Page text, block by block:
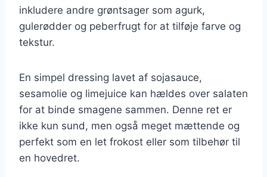
inkludere andre grøntsager som agurk,
gulerødder og peberfrugt for at tilføje farve og
tekstur.
En simpel dressing lavet af sojasauce,
sesamolie og limejuice kan hældes over salaten
for at binde smagene sammen. Denne ret er
ikke kun sund, men også meget mættende og
perfekt som en let frokost eller som tilbehør til
en hovedret.